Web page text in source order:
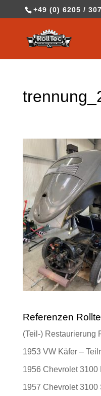
+49 (0) 6205 /
Referenzen
(Teil-) Restaurierung
1953 VW Käfer –
1956 Chevrolet 3100
1957 Chevrolet 3100